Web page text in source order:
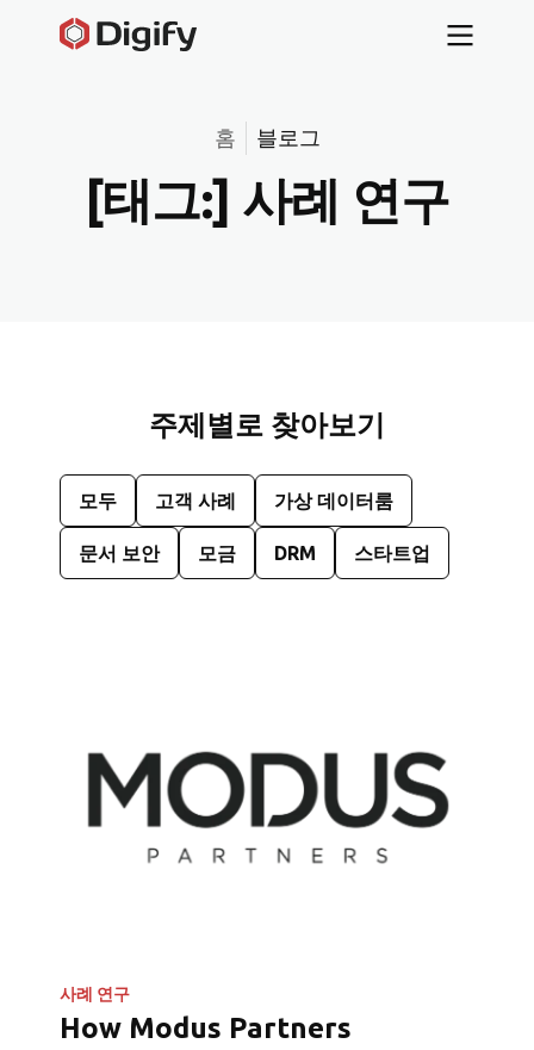
홈 블로그
[태그:] 사례 연구
주제별로 찾아보기
모두 고객 사례 가상 데이터룸
문서 보안 모금 DRM 스타트업
사례 연구
How Modus Partners